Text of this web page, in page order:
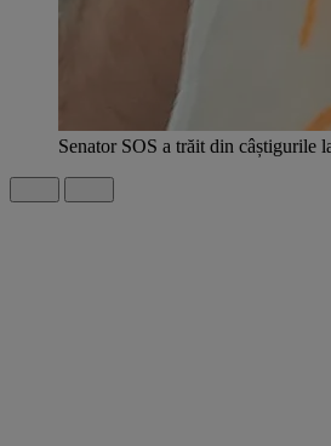
Senator SOS a trăit din câștigurile